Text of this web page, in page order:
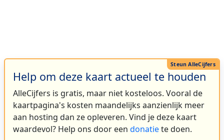
Help om deze kaart actueel te houden
AlleCijfers is gratis, maar niet kosteloos. Vooral de
kaartpagina's kosten maandelijks aanzienlijk meer
aan hosting dan ze opleveren. Vind je deze kaart
waardevol? Help ons door een donatiete doen.